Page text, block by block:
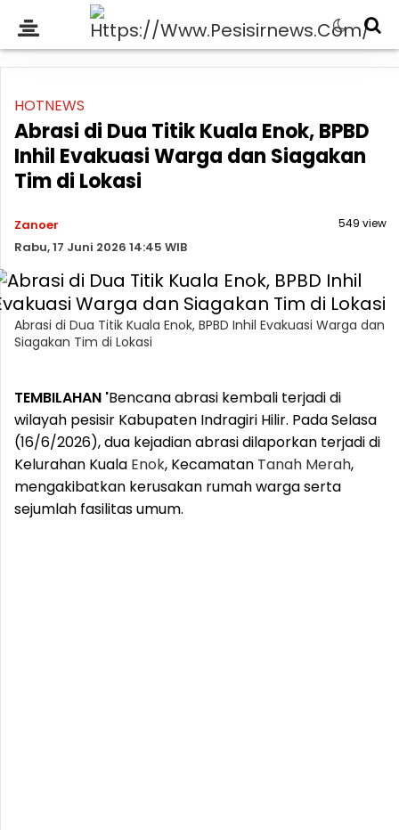
HOTNEWS
Abrasi di Dua Titik Kuala Enok, BPBD
Inhil Evakuasi Warga dan Siagakan
Tim di Lokasi
Zanoer
Rabu, 17 Juni 2026 14:45 WIB
549 view
Abrasi di Dua Titik Kuala Enok, BPBD Inhil Evakuasi Warga dan
Siagakan Tim di Lokasi
TEMBILAHAN 'Bencana abrasi kembali terjadi di
wilayah pesisir Kabupaten Indragiri Hilir. Pada Selasa
(16/6/2026), dua kejadian abrasi dilaporkan terjadi di
Kelurahan Kuala Enok, Kecamatan Tanah Merah,
mengakibatkan kerusakan rumah warga serta
sejumlah fasilitas umum.